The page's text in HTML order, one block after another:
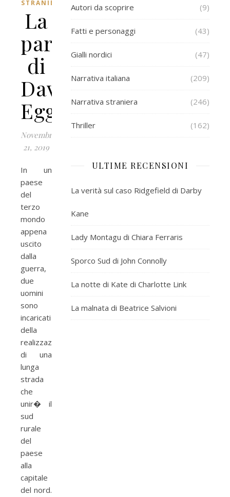
STRANIERA
La
parata
di
Dave
Eggers
Novembre
21, 2019
In un
paese
del
terzo
mondo
appena
uscito
dalla
guerra,
due
uomini
sono
incaricati
della
realizzazione
di una
lunga
strada
che
unir� il
sud
rurale
del
paese
alla
capitale
del nord.
Autori da scoprire (9)
Fatti e personaggi (43)
Gialli nordici (47)
Narrativa italiana (209)
Narrativa straniera (246)
Thriller (162)
ULTIME RECENSIONI
La verità sul caso Ridgefield di Darby
Kane
Lady Montagu di Chiara Ferraris
Sporco Sud di John Connolly
La notte di Kate di Charlotte Link
La malnata di Beatrice Salvioni